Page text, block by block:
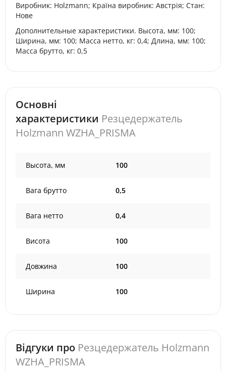
Виробник: Holzmann; Країна виробник: Австрія; Стан:
Нове
Дополнительные характеристики. Высота, мм: 100;
Ширина, мм: 100; Масса нетто, кг: 0,4; Длина, мм: 100;
Масса брутто, кг: 0,5
Основні
характеристики Резцедержатель
Holzmann WZHA_PRISMA
Высота, мм 100
Вага брутто 0,5
Вага нетто 0,4
Висота 100
Довжина 100
Ширина 100
Відгуки про Резцедержатель Holzmann
WZHA_PRISMA